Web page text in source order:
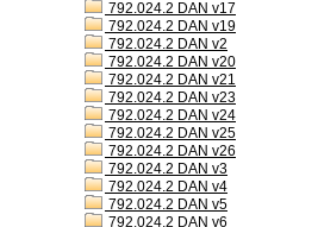
792.024.2 DAN v17
792.024.2 DAN v19
792.024.2 DAN v2
792.024.2 DAN v20
792.024.2 DAN v21
792.024.2 DAN v23
792.024.2 DAN v24
792.024.2 DAN v25
792.024.2 DAN v26
792.024.2 DAN v3
792.024.2 DAN v4
792.024.2 DAN v5
792.024.2 DAN v6